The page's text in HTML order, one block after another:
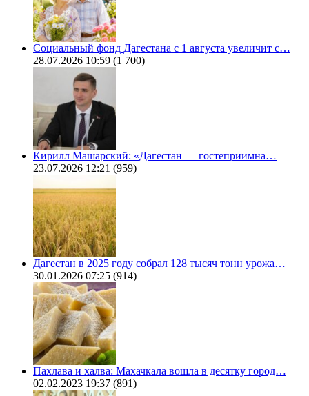
Социальный фонд Дагестана с 1 августа увеличит с…
28.07.2026 10:59 (1 700)
Кирилл Машарский: «Дагестан — гостеприимна…
23.07.2026 12:21 (959)
Дагестан в 2025 году собрал 128 тысяч тонн урожа…
30.01.2026 07:25 (914)
Пахлава и халва: Махачкала вошла в десятку город…
02.02.2023 19:37 (891)